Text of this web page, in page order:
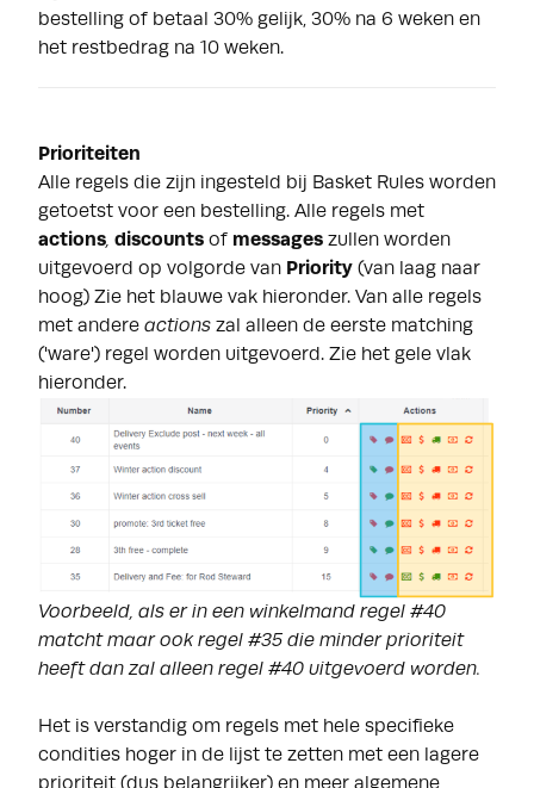
bestelling of betaal 30% gelijk, 30% na 6 weken en
het restbedrag na 10 weken.
Prioriteiten
Alle regels die zijn ingesteld bij Basket Rules worden
getoetst voor een bestelling. Alle regels met
actions, discounts of messages zullen worden
uitgevoerd op volgorde van Priority (van laag naar
hoog) Zie het blauwe vak hieronder. Van alle regels
met andere actions zal alleen de eerste matching
('ware') regel worden uitgevoerd. Zie het gele vlak
hieronder.
Voorbeeld, als er in een winkelmand regel #40
matcht maar ook regel #35 die minder prioriteit
heeft dan zal alleen regel #40 uitgevoerd worden.
Het is verstandig om regels met hele specifieke
condities hoger in de lijst te zetten met een lagere